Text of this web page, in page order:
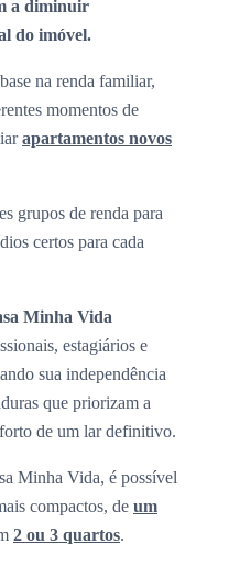
a diminuir
do imóvel.
na renda familiar,
momentos de
apartamentos novos
grupos de renda para
certos para cada
Minha Vida
estagiários e
sua independência
que priorizam a
de um lar definitivo.
Minha Vida, é possível
compactos, de um
2 ou 3 quartos.